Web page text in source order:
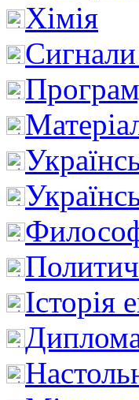
Хімія
Історія